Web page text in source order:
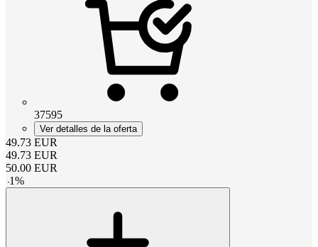
37595
Ver detalles de la oferta
49.73 EUR
49.73 EUR
50.00 EUR
-1%